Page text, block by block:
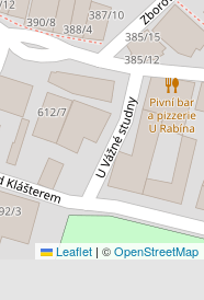
Leaflet | ©OpenStreetMap